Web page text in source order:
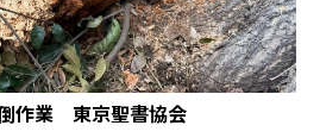
作業 東京聖書協会